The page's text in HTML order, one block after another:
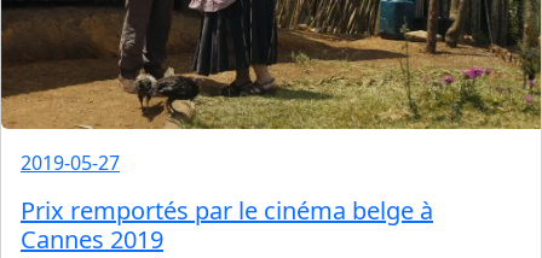
2019-05-27
Prix remportés par le cinéma belge à
Cannes 2019